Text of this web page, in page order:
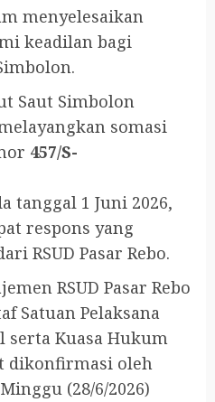
menyelesaikan
keadilan bagi
Saut Simbolon
somasi
457/S-
tanggal 1 Juni 2026,
respons yang
RSUD Pasar Rebo.
RSUD Pasar Rebo
Satuan Pelaksana
serta Kuasa Hukum
dikonfirmasi oleh
(28/6/2026)